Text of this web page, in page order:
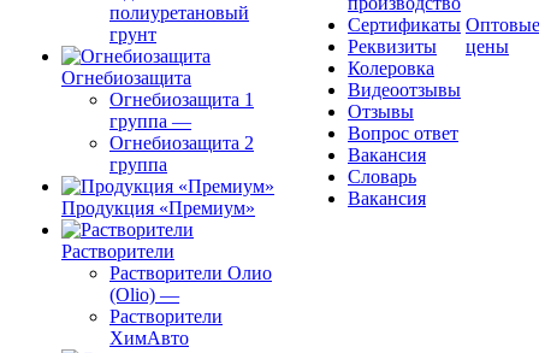
полиуретановый
грунт
Огнебиозащита
Огнебиозащита 1
группа —
Огнебиозащита 2
группа
Продукция «Премиум»
Растворители
Растворители Олио
(Olio) —
Растворители
ХимАвто
Сертификаты
Реквизиты
Колеровка
Видеоотзывы
Отзывы
Вопрос ответ
Вакансия
Словарь
Вакансия
Оптовые
цены